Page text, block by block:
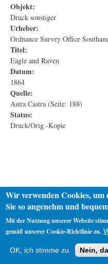
Objekt:
Druck sonstiger
Urheber:
Ordnance Survey Office
Titel:
Eagle and Raven
Datum:
1864
Quelle:
Astra Castra (Seite: 188)
Status:
Druck/Orig.-Kopie
Wir verwenden Cookies,
Sie so angenehm und
Mit der Nutzung unserer Website
gemäß unserer Cookie-Richtlinie zu.
OK, ich stimme zu Nein,